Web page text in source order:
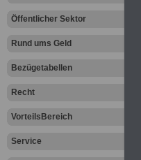
Öffentlicher Sektor
Rund ums Geld
Bezügetabellen
Recht
VorteilsBereich
Service